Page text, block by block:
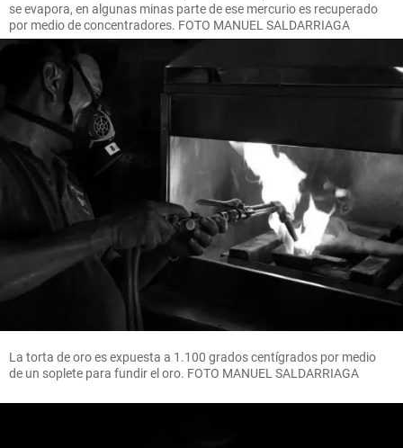
se evapora, en algunas minas parte de ese mercurio es recuperado
por medio de concentradores. FOTO MANUEL SALDARRIAGA
La torta de oro es expuesta a 1.100 grados centígrados por medio
de un soplete para fundir el oro. FOTO MANUEL SALDARRIAGA